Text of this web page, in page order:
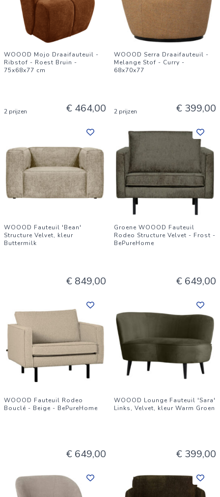
WOOOD Mojo Draaifauteuil -
Ribstof - Roest Bruin -
75x68x77 cm
2 prijzen € 464,00
WOOOD Serra Draaifauteuil -
Melange Stof - Curry -
68x70x77
2 prijzen € 399,00
WOOOD Fauteuil 'Bean'
Structure Velvet, kleur
Buttermilk
€ 849,00
Groene WOOOD Fauteuil
Rodeo Structure Velvet - Frost -
BePureHome
€ 649,00
WOOOD Fauteuil Rodeo
Bouclé - Beige - BePureHome
€ 649,00
WOOOD Lounge Fauteuil 'Sara'
Links, Velvet, kleur Warm Groen
€ 399,00